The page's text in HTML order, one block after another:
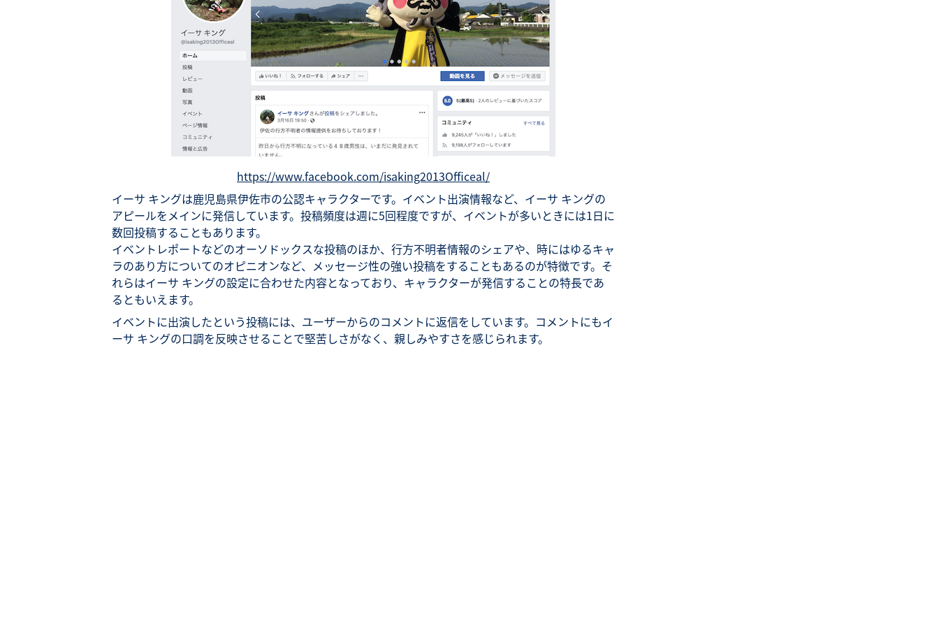
https://www.facebook.com/isaking2013Officeal/
イーサ キングは鹿児島県伊佐市の公認キャラクターです。イベント出演情報など、イーサ キングの
アピールをメインに発信しています。投稿頻度は週に5回程度ですが、イベントが多いときには1日に
数回投稿することもあります。
イベントレポートなどのオーソドックスな投稿のほか、行方不明者情報のシェアや、時にはゆるキャ
ラのあり方についてのオピニオンなど、メッセージ性の強い投稿をすることもあるのが特徴です。そ
れらはイーサ キングの設定に合わせた内容となっており、キャラクターが発信することの特長であ
るともいえます。
イベントに出演したという投稿には、ユーザーからのコメントに返信をしています。コメントにもイ
ーサ キングの口調を反映させることで堅苦しさがなく、親しみやすさを感じられます。